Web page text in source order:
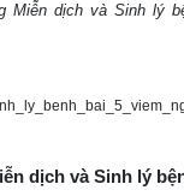
Miễn dịch và Sinh lý
dịch và Sinh lý